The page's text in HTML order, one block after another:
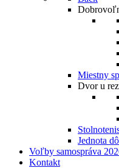
Miestny
Dvor u
Jednota
Voľby samospráva
Kontakt